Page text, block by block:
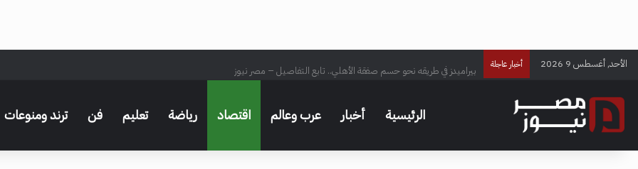
الأحد, أغسطس 9 2026 أخبار عاجلة بيراميدز في طريقه نحو حسم صفقة الأهلي.. تابع التفاصيل – مصر نيوز
الرئيسية أخبار عرب وعالم اقتصاد رياضة تعليم فن ترند ومنوعات